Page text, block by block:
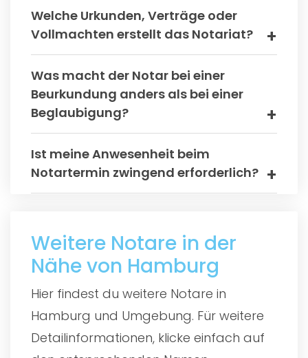
Welche Urkunden, Verträge oder
Vollmachten erstellt das Notariat?
Was macht der Notar bei einer
Beurkundung anders als bei einer
Beglaubigung?
Ist meine Anwesenheit beim
Notartermin zwingend erforderlich?
Weitere Notare in der
Nähe von Hamburg
Hier findest du weitere Notare in
Hamburg und Umgebung. Für weitere
Detailinformationen, klicke einfach auf